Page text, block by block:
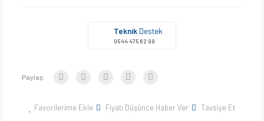
Teknik Destek
0544 475 82 99
Paylaş:
Favorilerime Ekle Fiyatı Düşünce Haber Ver Tavsiye Et